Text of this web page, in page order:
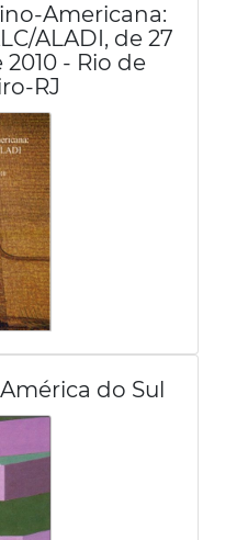
Americana:
ALADI, de 27
- Rio de
RJ
do Sul